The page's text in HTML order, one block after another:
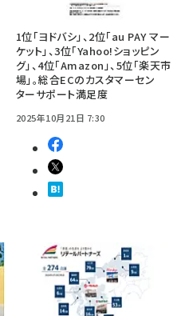
1位「ヨドバシ」、2位「au PAY マー
ケット」、3位「Yahoo!ショッピン
グ」、4位「Amazon」、5位「楽天市
場」。総合ECのカスタマーセン
ターサポート満足度
2025年10月21日 7:30